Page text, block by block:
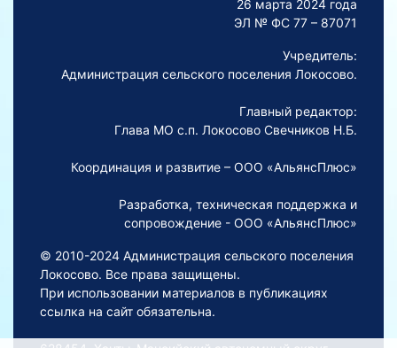
26 марта 2024 года
ЭЛ № ФС 77 – 87071
Учредитель:
Администрация сельского поселения Локосово.
Главный редактор:
Глава МО с.п. Локосово Свечников Н.Б.
Координация и развитие – ООО «АльянсПлюс»
Разработка, техническая поддержка и
сопровождение - ООО «АльянсПлюс»
© 2010-2024 Администрация сельского поселения
Локосово. Все права защищены.
При использовании материалов в публикациях
ссылка на сайт обязательна.